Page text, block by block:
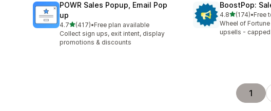
POWR Sales Popup, Email Pop
up
4.7เต็ม 5 ดาว
(417)
ทั้งหมด 417 รีวิว
•Free plan available
Collect sign ups, exit intent, display
promotions & discounts
BoostPop:
4.8เต็ม 5 ดาว
(174)
ทั้งหมด 174 รีวิว
•Free
Wheel of
upsells -
1